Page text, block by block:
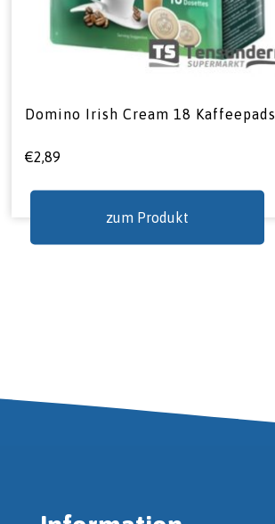
Domino Irish Cream 18 Kaffeepads
€2,89
zum Produkt